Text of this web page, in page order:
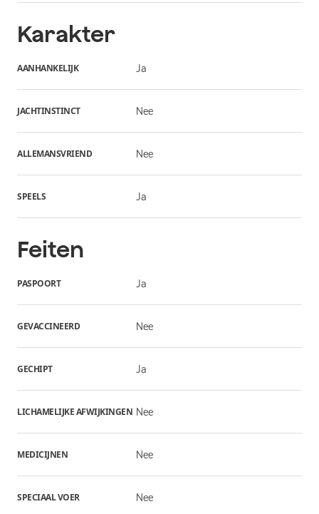
Karakter
AANHANKELIJK Ja
JACHTINSTINCT Nee
ALLEMANSVRIEND Nee
SPEELS Ja
Feiten
PASPOORT Ja
GEVACCINEERD Nee
GECHIPT Ja
LICHAMELIJKE AFWIJKINGEN Nee
MEDICIJNEN Nee
SPECIAAL VOER Nee